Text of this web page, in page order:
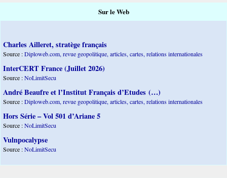
Sur le Web
Charles Ailleret, stratège français
Source :Diploweb.com, revue geopolitique, articles, cartes, relations internationales
InterCERT France (Juillet 2026)
Source :NoLimitSecu
André Beaufre et l’Institut Français d’Etudes (…)
Source :Diploweb.com, revue geopolitique, articles, cartes, relations internationales
Hors Série – Vol 501 d’Ariane 5
Source :NoLimitSecu
Vulnpocalypse
Source :NoLimitSecu